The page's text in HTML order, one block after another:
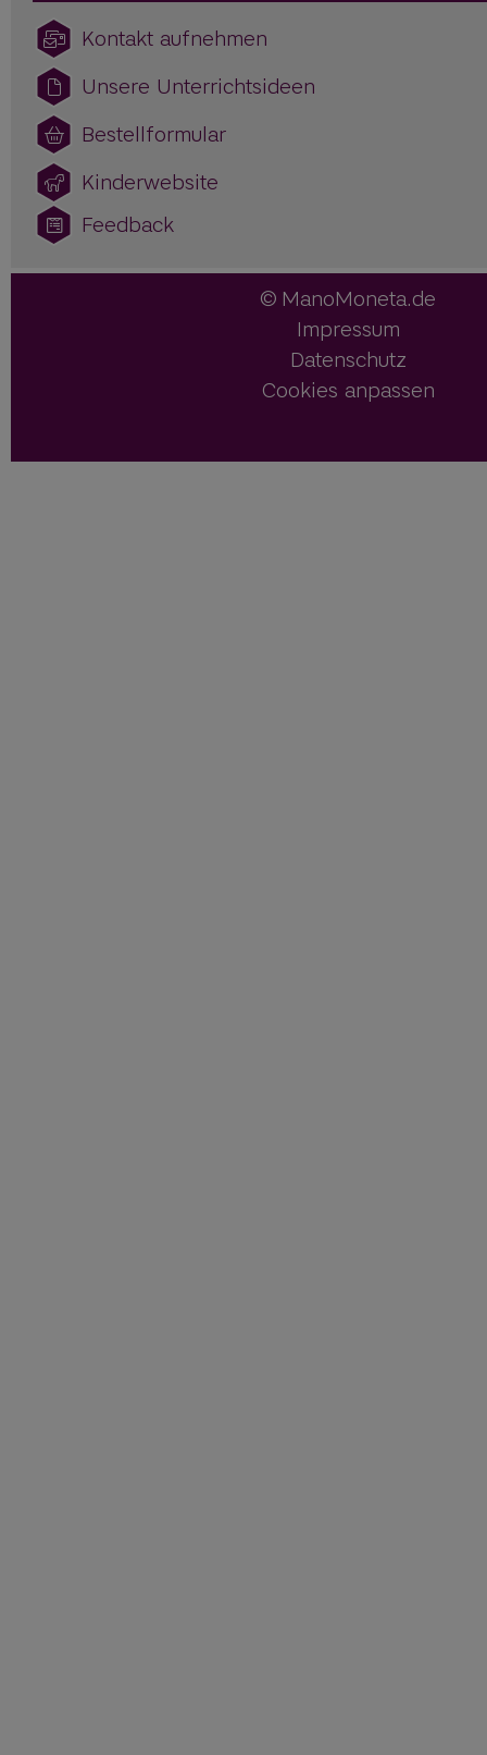
Kontakt aufnehmen
Unsere Unterrichtsideen
Bestellformular
Kinderwebsite
Feedback
ManoMoneta.de
Impressum
Datenschutz
Cookies anpassen